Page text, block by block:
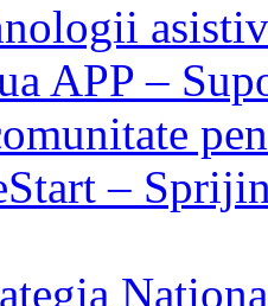
APP –
–